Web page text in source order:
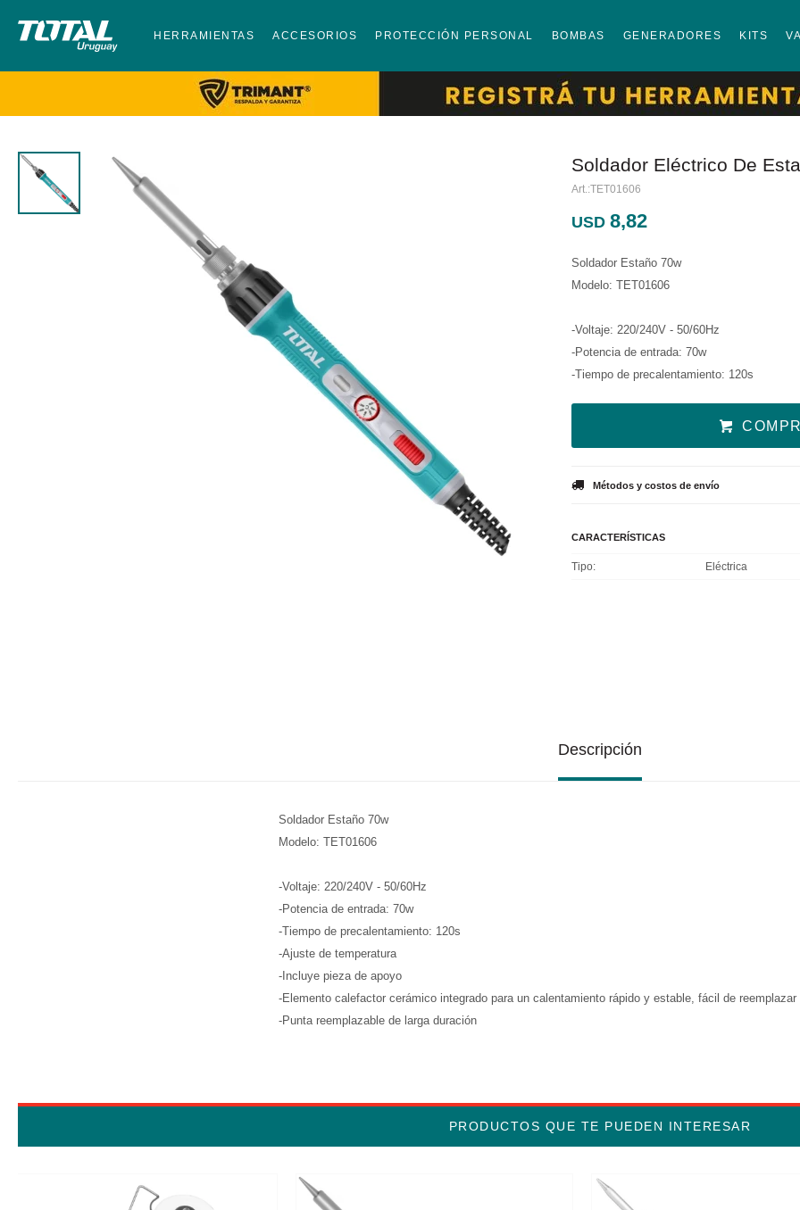
HERRAMIENTAS ACCESORIOS PROTECCIÓN PERSONAL BOMBAS GENERADORES KITS
Soldador Eléctrico De
TET01606
USD 8,82
Soldador Estaño 70w
Modelo: TET01606
-Voltaje: 220/240V - 50/60Hz
-Potencia de entrada: 70w
-Tiempo de precalentamiento: 120s
Métodos y costos de envío
CARACTERÍSTICAS
Tipo Eléctrica
Descripción
Soldador Estaño 70w
Modelo: TET01606
-Voltaje: 220/240V - 50/60Hz
-Potencia de entrada: 70w
-Tiempo de precalentamiento: 120s
-Ajuste de temperatura
-Incluye pieza de apoyo
-Elemento calefactor cerámico integrado para un calentamiento rápido y estable, fácil de reemplazar
-Punta reemplazable de larga duración
PRODUCTOS QUE TE PUEDEN INTERESAR